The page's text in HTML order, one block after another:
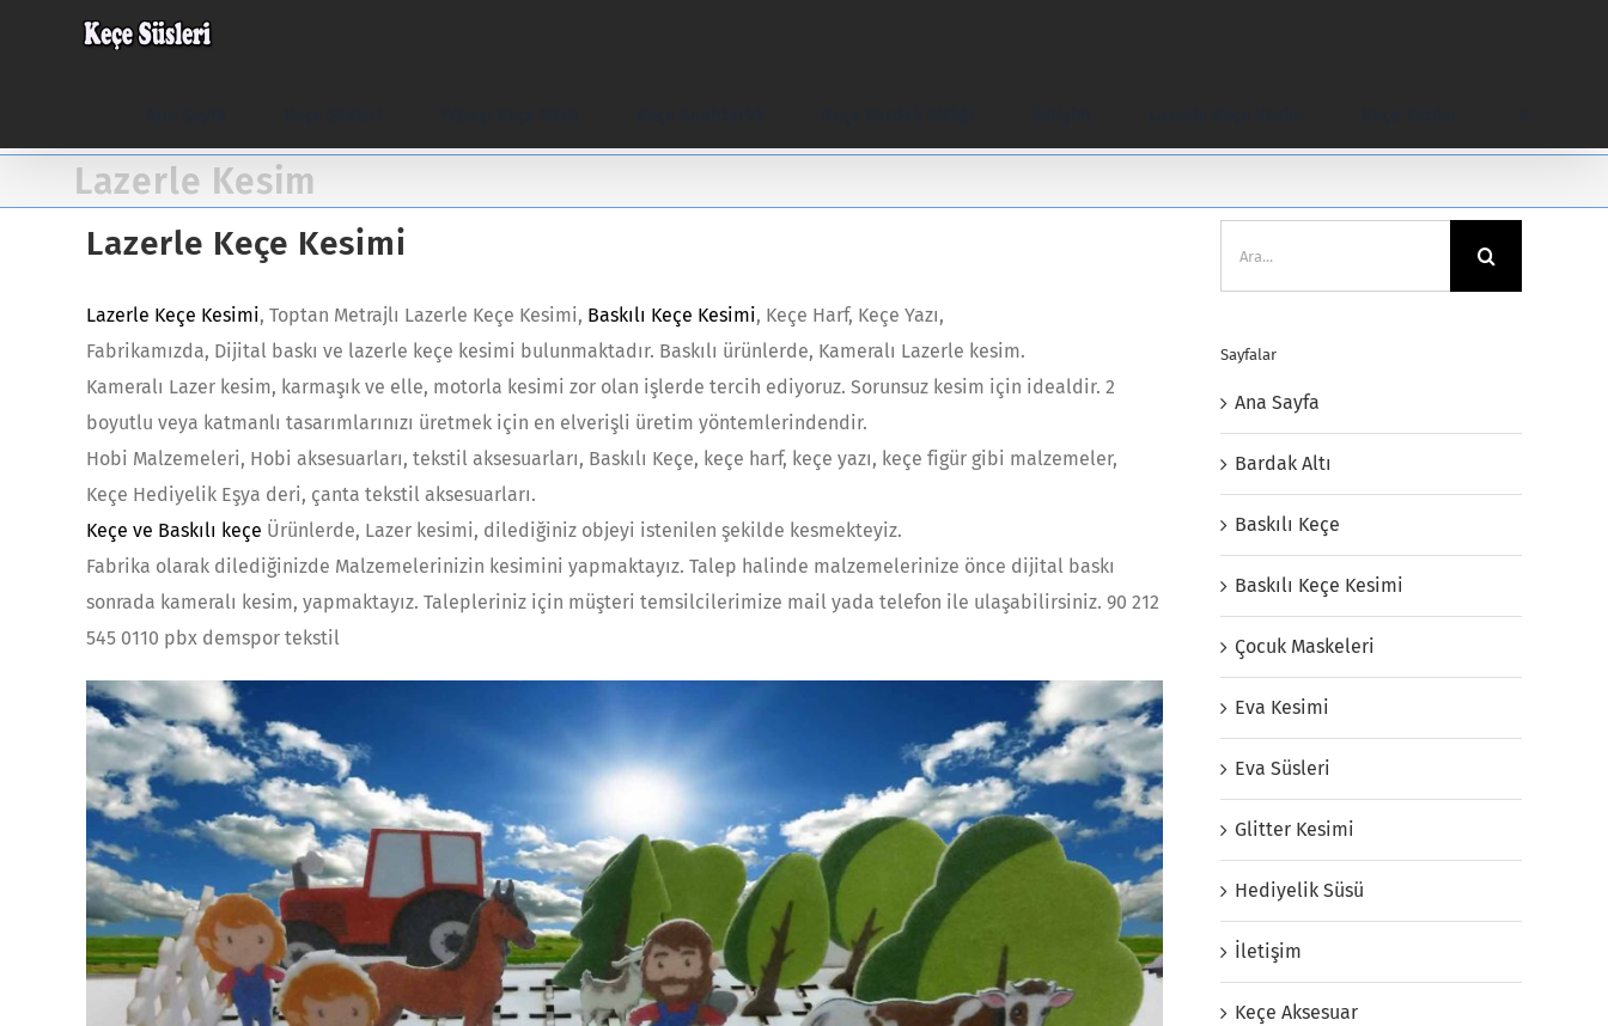
Lazerle Kesim
Lazerle Keçe Kesimi
Lazerle Keçe Kesimi, Toptan Metrajlı Lazerle Keçe Kesimi, Baskılı Keçe Kesimi, Keçe Harf, Keçe Yazı,
Fabrikamızda, Dijital baskı ve lazerle keçe kesimi bulunmaktadır. Baskılı ürünlerde, Kameralı Lazerle kesim.
Kameralı Lazer kesim, karmaşık ve elle, motorla kesimi zor olan işlerde tercih ediyoruz. Sorunsuz kesim için idealdir. 2
boyutlu veya katmanlı tasarımlarınızı üretmek için en elverişli üretim yöntemlerindendir.
Hobi Malzemeleri, Hobi aksesuarları, tekstil aksesuarları, Baskılı Keçe, keçe harf, keçe yazı, keçe figür gibi malzemeler,
Keçe Hediyelik Eşya deri, çanta tekstil aksesuarları.
Keçe ve Baskılı keçe Ürünlerde, Lazer kesimi, dilediğiniz objeyi istenilen şekilde kesmekteyiz.
Fabrika olarak dilediğinizde Malzemelerinizin kesimini yapmaktayız. Talep halinde malzemelerinize önce dijital baskı
sonrada kameralı kesim, yapmaktayız. Talepleriniz için müşteri temsilcilerimize mail yada telefon ile ulaşabilirsiniz. 90 212
545 0110 pbx demspor tekstil
Sayfalar
Ana Sayfa
Bardak Altı
Baskılı Keçe
Baskılı Keçe Kesimi
Çocuk Maskeleri
Eva Kesimi
Eva Süsleri
Glitter Kesimi
Hediyelik Süsü
İletişim
Keçe Aksesuar